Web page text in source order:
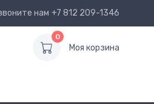
нам +7 812 209-1346
0
Моя корзина